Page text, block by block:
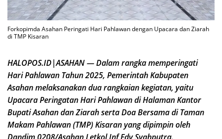
Forkopimda Asahan Peringati Hari Pahlawan dengan Upacara dan Ziarah
di TMP Kisaran
HALOPOS.ID|ASAHAN — Dalam rangka memperingati
Hari Pahlawan Tahun 2025, Pemerintah Kabupaten
Asahan melaksanakan dua rangkaian kegiatan, yaitu
Upacara Peringatan Hari Pahlawan di Halaman Kantor
Bupati Asahan dan Ziarah serta Doa Bersama di Taman
Makam Pahlawan (TMP) Kisaran yang dipimpin oleh